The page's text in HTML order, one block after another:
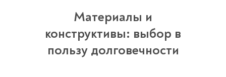
Материалы и
конструктивы: выбор в
пользу долговечности